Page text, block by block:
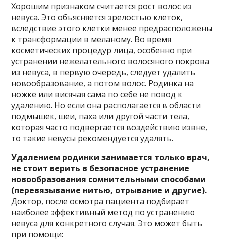
Хорошим признаком считается рост волос из
невуса. Это объясняется зрелостью клеток,
вследствие этого клетки менее предрасположены
к трансформации в меланому. Во время
косметических процедур лица, особенно при
устранении нежелательного волосяного покрова
из невуса, в первую очередь, следует удалить
новообразование, а потом волос. Родинка на
ножке или висячая сама по себе не повод к
удалению. Но если она располагается в области
подмышек, шеи, паха или другой части тела,
которая часто подвергается воздействию извне,
то такие невусы рекомендуется удалять.
Удалением родинки занимается только врач,
не стоит верить в безопасное устранение
новообразования сомнительными способами
(перевязывание нитью, отрывание и другие).
Доктор, после осмотра пациента подбирает
наиболее эффективный метод по устранению
невуса для конкретного случая. Это может быть
при помощи: